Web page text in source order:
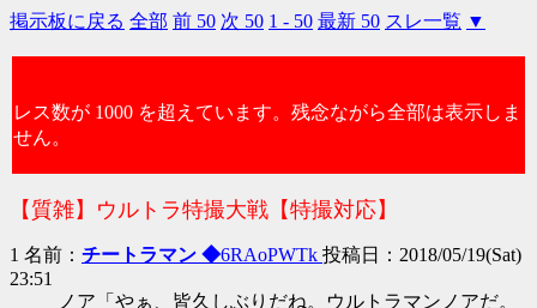
掲示板に戻る 全部 前 50 次 50 1 - 50 最新 50 スレ一覧 ▼
レス数が 1000 を超えています。残念ながら全部は表示しま
せん。
【質雑】ウルトラ特撮大戦【特撮対応】
1 名前： チートラマン ◆6RAoPWTk 投稿日：2018/05/19(Sat)
23:51
ノア「やぁ、皆久しぶりだね。ウルトラマンノアだ。